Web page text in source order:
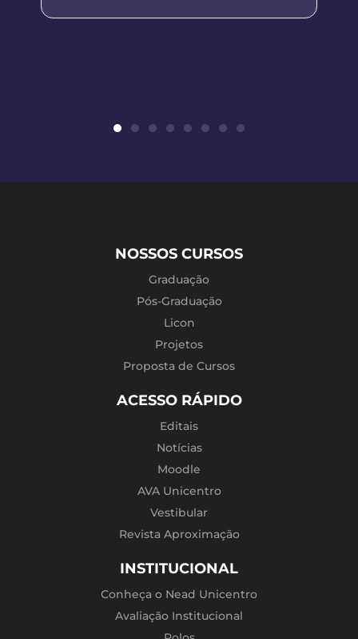
NOSSOS CURSOS
Graduação
Pós-Graduação
Licon
Projetos
Proposta de Cursos
ACESSO RÁPIDO
Editais
Notícias
Moodle
AVA Unicentro
Vestibular
Revista Aproximação
INSTITUCIONAL
Conheça o Nead Unicentro
Avaliação Institucional